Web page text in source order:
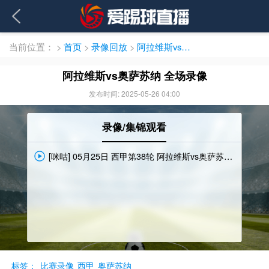
当前位置： > 首页 > 录像回放 > 阿拉维斯vs奥萨苏纳 全场录像
阿拉维斯vs奥萨苏纳 全场录像
发布时间: 2025-05-26 04:00
录像/集锦观看
[咪咕] 05月25日 西甲第38轮 阿拉维斯vs奥萨苏纳 全场录像[有比分]
标签： 比赛录像 西甲 奥萨苏纳